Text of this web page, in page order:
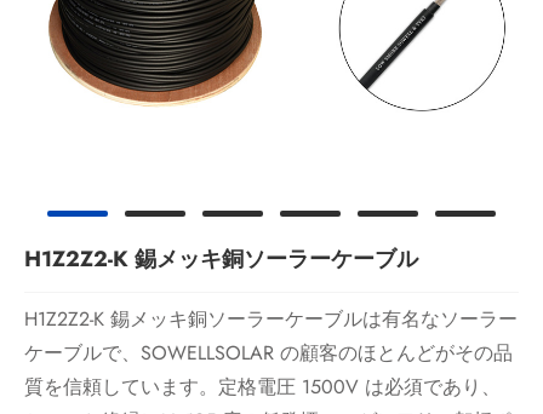
H1Z2Z2-K 錫メッキ銅ソーラーケーブル
H1Z2Z2-K 錫メッキ銅ソーラーケーブルは有名なソーラー
ケーブルで、SOWELLSOLAR の顧客のほとんどがその品
質を信頼しています。定格電圧 1500V は必須であり、